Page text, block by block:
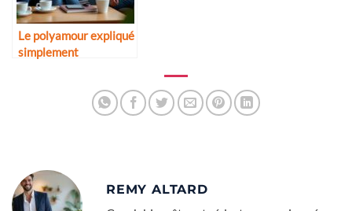
Le polyamour expliqué
simplement
REMY ALTARD